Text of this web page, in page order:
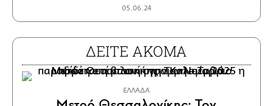
05.06.24
ΔΕΙΤΕ ΑΚΟΜΑ
ΕΛΛΑΔΑ